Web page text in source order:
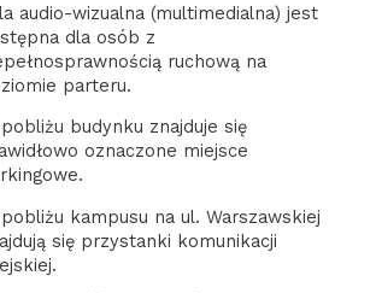
audio-wizualna (multimedialna) jest
dla osób z
ruchową na
parteru.
budynku znajduje się
oznaczone miejsce
kampusu na ul. Warszawskiej
się przystanki komunikacji